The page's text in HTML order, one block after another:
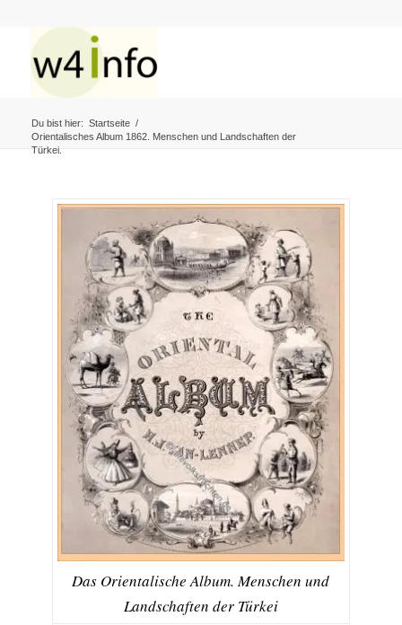
Du bist hier: Startseite /
Orientalisches Album 1862. Menschen und Landschaften der
Türkei.
Das Orientalische Album. Menschen und
Landschaften der Türkei